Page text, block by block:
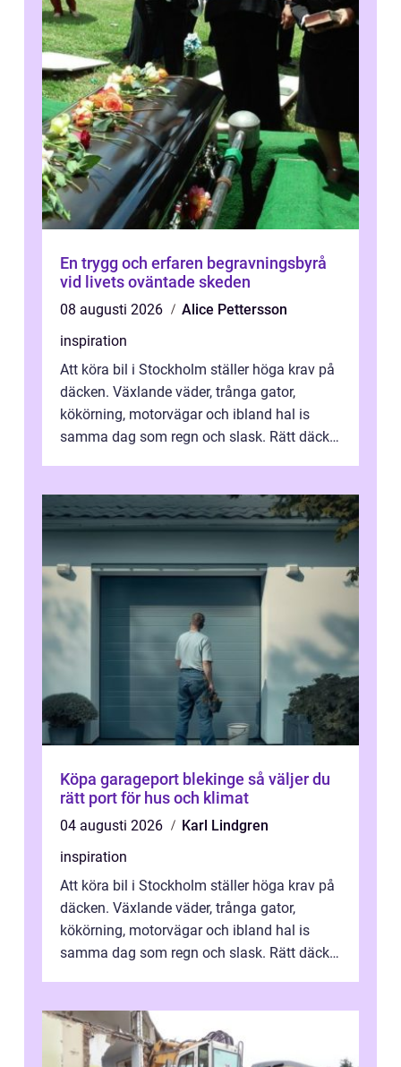
En trygg och erfaren begravningsbyrå
vid livets oväntade skeden
08 augusti 2026
Alice Pettersson
inspiration
Att köra bil i Stockholm ställer höga krav på
däcken. Växlande väder, trånga gator,
kökörning, motorvägar och ibland hal is
samma dag som regn och slask. Rätt däck
Köpa garageport blekinge så väljer du
rätt port för hus och klimat
04 augusti 2026
Karl Lindgren
inspiration
Att köra bil i Stockholm ställer höga krav på
däcken. Växlande väder, trånga gator,
kökörning, motorvägar och ibland hal is
samma dag som regn och slask. Rätt däck